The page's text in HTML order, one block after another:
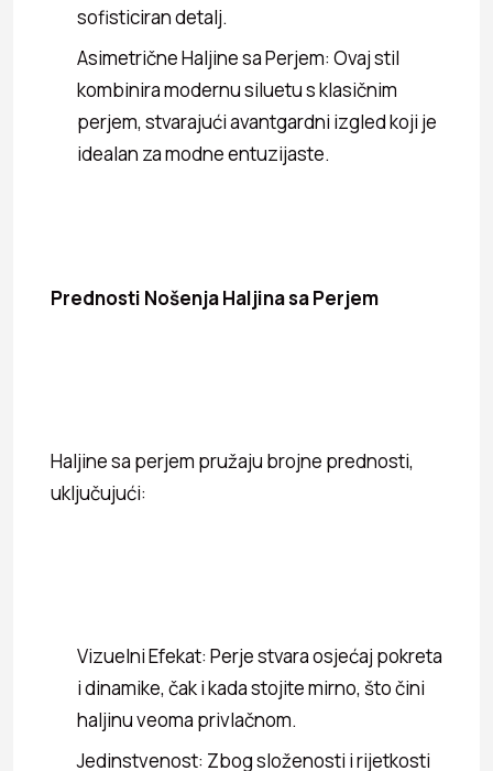
sofisticiran detalj.
Asimetrične Haljine sa Perjem: Ovaj stil
kombinira modernu siluetu s klasičnim
perjem, stvarajući avantgardni izgled koji je
idealan za modne entuzijaste.
Prednosti Nošenja Haljina sa Perjem
Haljine sa perjem pružaju brojne prednosti,
uključujući:
Vizuelni Efekat: Perje stvara osjećaj pokreta
i dinamike, čak i kada stojite mirno, što čini
haljinu veoma privlačnom.
Jedinstvenost: Zbog složenosti i rijetkosti